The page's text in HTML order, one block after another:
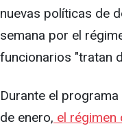
nuevas políticas de
semana por el
funcionarios "tratan
Durante el
de enero, el régimen